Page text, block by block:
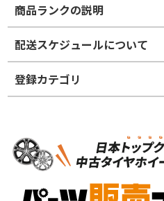
商品ランクの説明
※商品ランクは出品者の主観によ
かじめご了承
ホイールランク
S
品）
配送スケジュールについて
登録カテゴリ
スタッドレスタイヤホイールセッ